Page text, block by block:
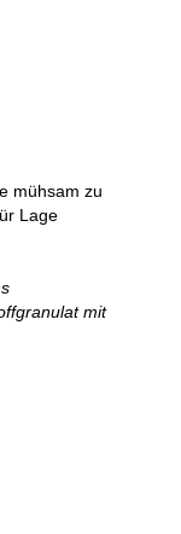
mühsam zu
Lage
mit